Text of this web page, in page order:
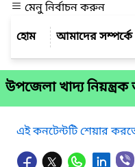
মেনু নির্বাচন করুন
আমাদের সম্পর্কে
উপজেলা খাদ্য
এই কনটেন্টটি শেয়ার